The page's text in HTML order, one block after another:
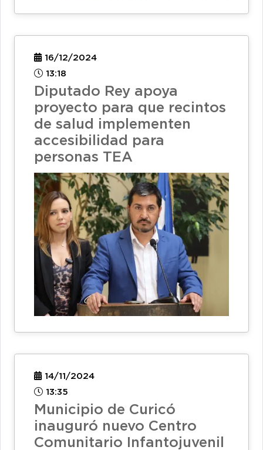
16/12/2024
13:18
Diputado Rey apoya
proyecto para que recintos
de salud implementen
accesibilidad para
personas TEA
14/11/2024
13:35
Municipio de Curicó
inauguró nuevo Centro
Comunitario Infantojuvenil